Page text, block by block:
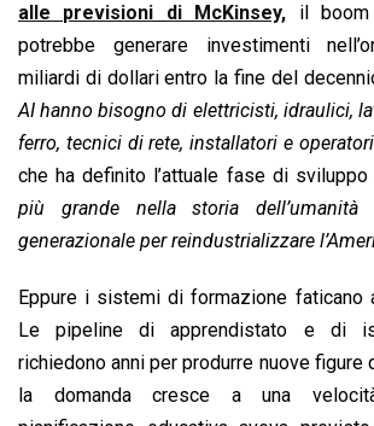
alle previsioni di McKinsey, il
potrebbe generare investimenti
miliardi di dollari entro la fine del
AI hanno bisogno di elettricisti, idraulici,
ferro, tecnici di rete, installatori e
che ha definito l’attuale fase di sviluppo
più grande nella storia dell’umanità
generazionale per reindustrializzare
Eppure i sistemi di formazione faticano
Le pipeline di apprendistato e di
richiedono anni per produrre nuove figure
la domanda cresce a una